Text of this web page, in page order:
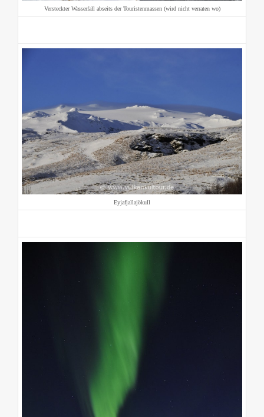
Versteckter Wasserfall abseits der Touristenmassen (wird nicht verraten wo)
Eyjafjallajökull